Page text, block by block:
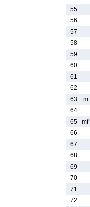
55
56
57
58
59
60
61
62
63
m
64
65
mf
66
67
68
69
70
71
72